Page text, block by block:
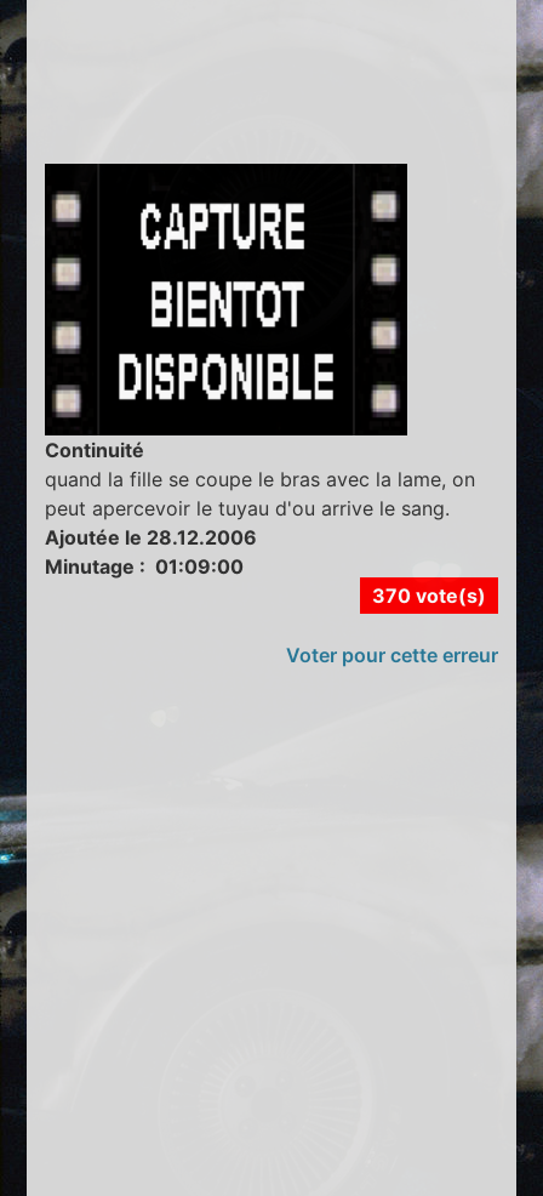
Continuité
quand la fille se coupe le bras avec la lame, on
peut apercevoir le tuyau d'ou arrive le sang.
Ajoutée le 28.12.2006
Minutage : 01:09:00
370 vote(s)
Voter pour cette erreur